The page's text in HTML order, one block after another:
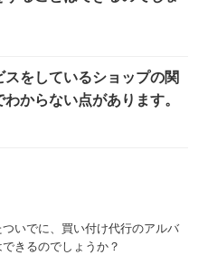
スをしているショップの関
からない点があります。
いでに、買い付け代行のアルバ
きるのでしょうか？